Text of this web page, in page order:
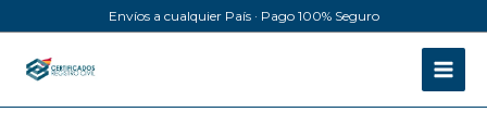
al
contenido
Envíos a cualquier País · Pago 100% Seguro